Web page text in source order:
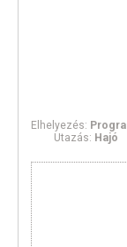
Elhelyezés:
Utazás: Hajó